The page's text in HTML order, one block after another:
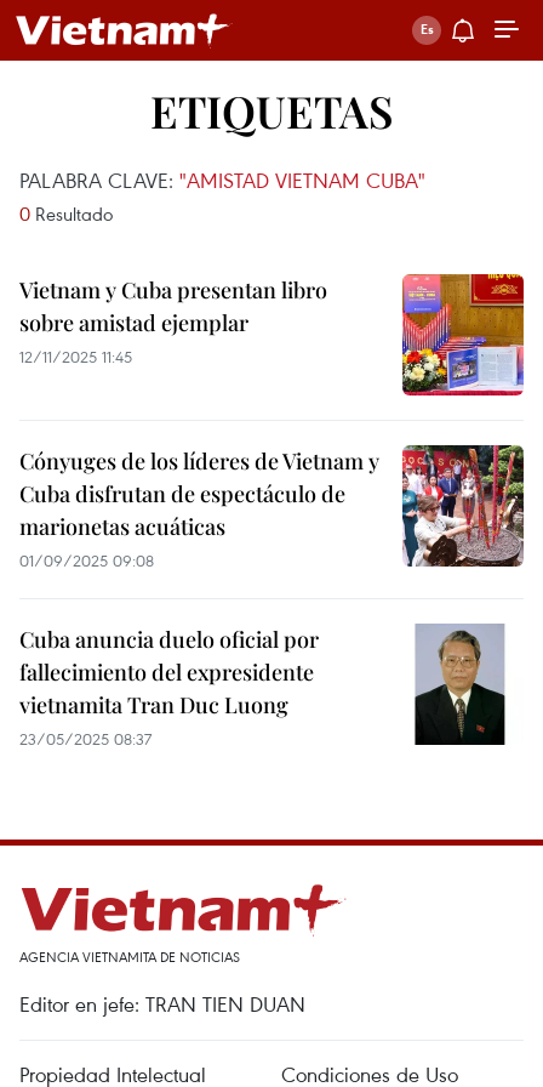
ETIQUETAS
PALABRA CLAVE: "AMISTAD VIETNAM CUBA"
0 Resultado
Vietnam y Cuba presentan libro
sobre amistad ejemplar
12/11/2025 11:45
Cónyuges de los líderes de Vietnam y
Cuba disfrutan de espectáculo de
marionetas acuáticas
01/09/2025 09:08
Cuba anuncia duelo oficial por
fallecimiento del expresidente
vietnamita Tran Duc Luong
23/05/2025 08:37
AGENCIA VIETNAMITA DE NOTICIAS
Editor en jefe: TRAN TIEN DUAN
Propiedad Intelectual Condiciones de Uso